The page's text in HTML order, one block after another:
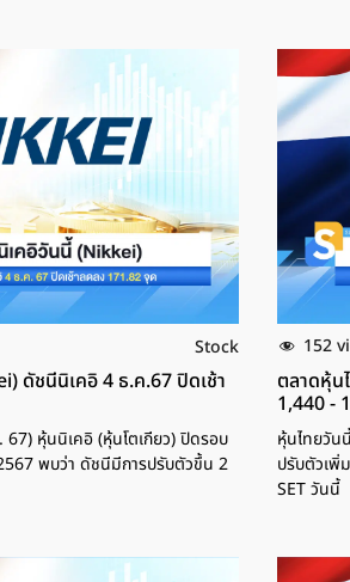
Stock
ดัชนีนิเคอิ 4 ธ.ค.67 ปิดเช้า
หุ้นนิเคอิ (หุ้นโตเกียว) ปิดรอบ
พบว่า ดัชนีมีการปรับตัวขึ้น 2
152
ตลาดหุ้น
1,440 -
หุ้นไทยวัน
ปรับตัวเพิ่
SET วันนี้